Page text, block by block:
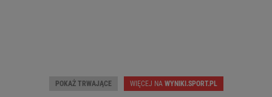
POKAŻ TRWAJĄCE WIĘCEJ NAWYNIKI.SPORT.PL